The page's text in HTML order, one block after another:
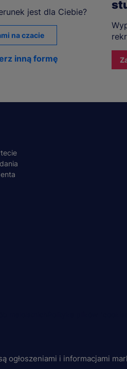
jest dla Ciebie?
na czacie
inną formę
ogłoszeniami i informacjami